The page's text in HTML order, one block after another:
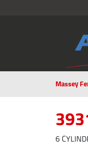
Massey
6